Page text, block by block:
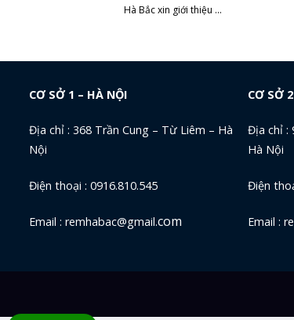
Hà Bắc xin giới thiệu ...
CƠ SỞ 1 – HÀ NỘI
Địa chỉ : 368 Trần Cung – Từ Liêm – Hà
Nội
Điện thoại : 0916.810.545
Email : remhabac@gmail.com
CƠ SỞ
Địa chỉ :
Hà Nội
Điện
Email :